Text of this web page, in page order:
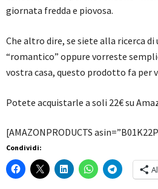
giornata fredda e piovosa.
Che altro dire, se siete alla ricerca
“romantico” oppure vorreste
vostra casa, questo prodotto fa per
Potete acquistarle a soli 22€ su
[AMAZONPRODUCTS
Condividi: